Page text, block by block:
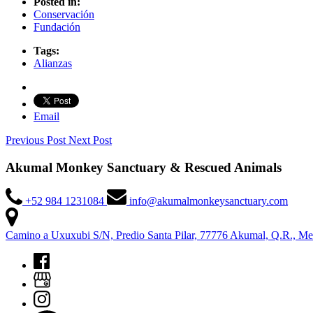
Conservación
Fundación
Tags:
Alianzas
Email
Previous Post Next Post
Akumal Monkey Sanctuary & Rescued Animals
+52 984 1231084 info@akumalmonkeysanctuary.com
Camino a Uxuxubi S/N, Predio Santa Pilar, 77776 Akumal, Q.R.,